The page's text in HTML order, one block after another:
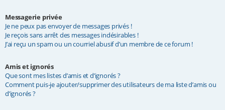
Messagerie privée
Je ne peux pas envoyer de messages privés !
Je reçois sans arrêt des messages indésirables !
J’ai reçu un spam ou un courriel abusif d’un membre de ce forum !
Amis et ignorés
Que sont mes listes d’amis et d’ignorés ?
Comment puis-je ajouter/supprimer des utilisateurs de ma liste d’amis ou
d’ignorés ?